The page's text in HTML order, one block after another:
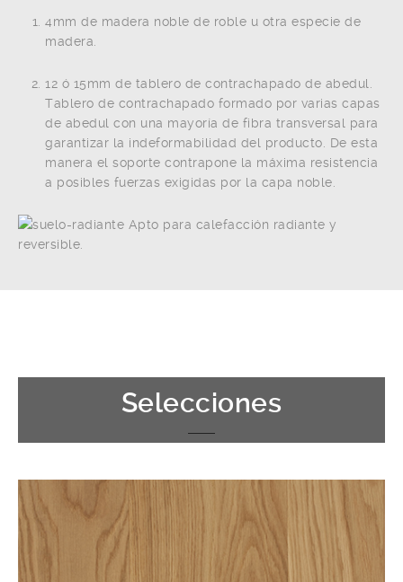
4mm de madera noble de roble u otra especie de
madera.
12 ó 15mm de tablero de contrachapado de abedul.
Tablero de contrachapado formado por varias capas
de abedul con una mayoría de fibra transversal para
garantizar la indeformabilidad del producto. De esta
manera el soporte contrapone la máxima resistencia
a posibles fuerzas exigidas por la capa noble.
Apto para calefacción radiante y
reversible.
Selecciones